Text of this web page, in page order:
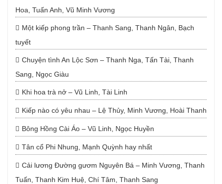
Hoa, Tuấn Anh, Vũ Minh Vương
Một kiếp phong trần – Thanh Sang, Thanh Ngân, Bạch
tuyết
Chuyện tình An Lộc Sơn – Thanh Nga, Tấn Tài, Thanh
Sang, Ngọc Giàu
Khi hoa trà nở – Vũ Linh, Tài Linh
Kiếp nào có yêu nhau – Lệ Thủy, Minh Vương, Hoài Thanh
Bông Hồng Cài Áo – Vũ Linh, Ngọc Huyền
Tân cổ Phi Nhung, Mạnh Quỳnh hay nhất
Cải lương Đường gươm Nguyên Bá – Minh Vương, Thanh
Tuấn, Thanh Kim Huệ, Chí Tâm, Thanh Sang